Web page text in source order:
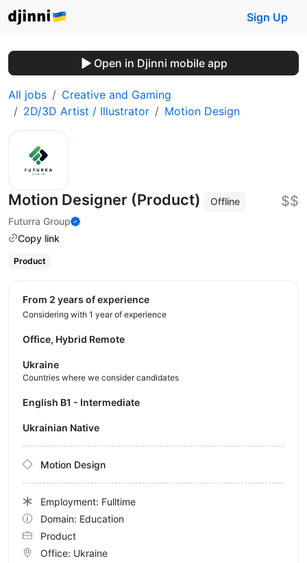
Sign Up
Open in Djinni mobile app
All jobs
Creative and Gaming
2D/3D Artist / Illustrator
Motion Design
Motion Designer (Product)
Offline
Futurra Group
Copy link
$$
Product
from 2 years of experience
Considering with 1 year of experience
Office, Hybrid Remote
Ukraine
Countries where we consider candidates
English B1 - Intermediate
Ukrainian Native
Motion Design
Employment: Fulltime
Domain: Education
Product
Office: Ukraine